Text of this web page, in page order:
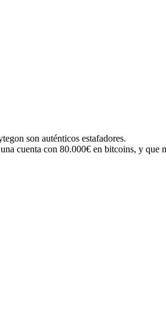
son auténticos estafadores.
cuenta con 80.000€ en bitcoins, y